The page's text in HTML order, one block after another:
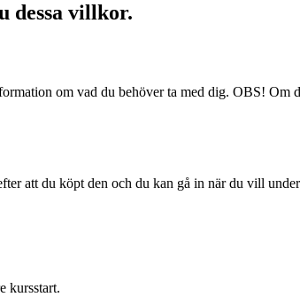
dessa villkor.
om vad du behöver ta med dig. OBS! Om
att du köpt den och du kan gå in när du vill
kursstart.